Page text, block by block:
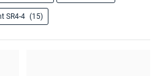
SR4-4 (15)